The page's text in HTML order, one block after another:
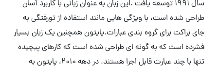
سال 1991 توسعه یافت .این زبان به عنوان زبانی با کاربرد آسان
طراحی شده است، با ویژگی هایی مانند استفاده از تورفتگی به
جای براکت برای گروه بندی عبارات.پایتون همچنین یک زبان بسیار
فشرده است که به گونه ای طراحی شده است که کارهای پیچیده
تنها با چند عبارت قابل اجرا هستند. در دهه 2010، پایتون به